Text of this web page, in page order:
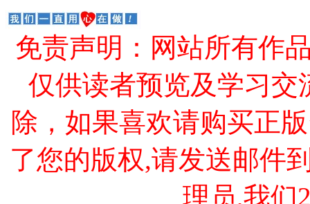
免责声明：网站所有作
仅供读者预览及学习交
除，如果喜欢请购买正
了您的版权,请发送邮件
理员,我们